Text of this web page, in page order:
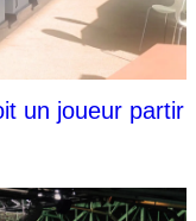
un joueur partir